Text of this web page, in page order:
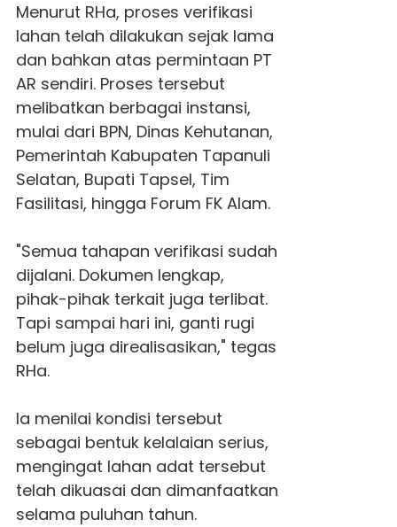
Menurut RHa, proses verifikasi
lahan telah dilakukan sejak lama
dan bahkan atas permintaan PT
AR sendiri. Proses tersebut
melibatkan berbagai instansi,
mulai dari BPN, Dinas Kehutanan,
Pemerintah Kabupaten Tapanuli
Selatan, Bupati Tapsel, Tim
Fasilitasi, hingga Forum FK Alam.
"Semua tahapan verifikasi sudah
dijalani. Dokumen lengkap,
pihak-pihak terkait juga terlibat.
Tapi sampai hari ini, ganti rugi
belum juga direalisasikan," tegas
RHa.
Ia menilai kondisi tersebut
sebagai bentuk kelalaian serius,
mengingat lahan adat tersebut
telah dikuasai dan dimanfaatkan
selama puluhan tahun.